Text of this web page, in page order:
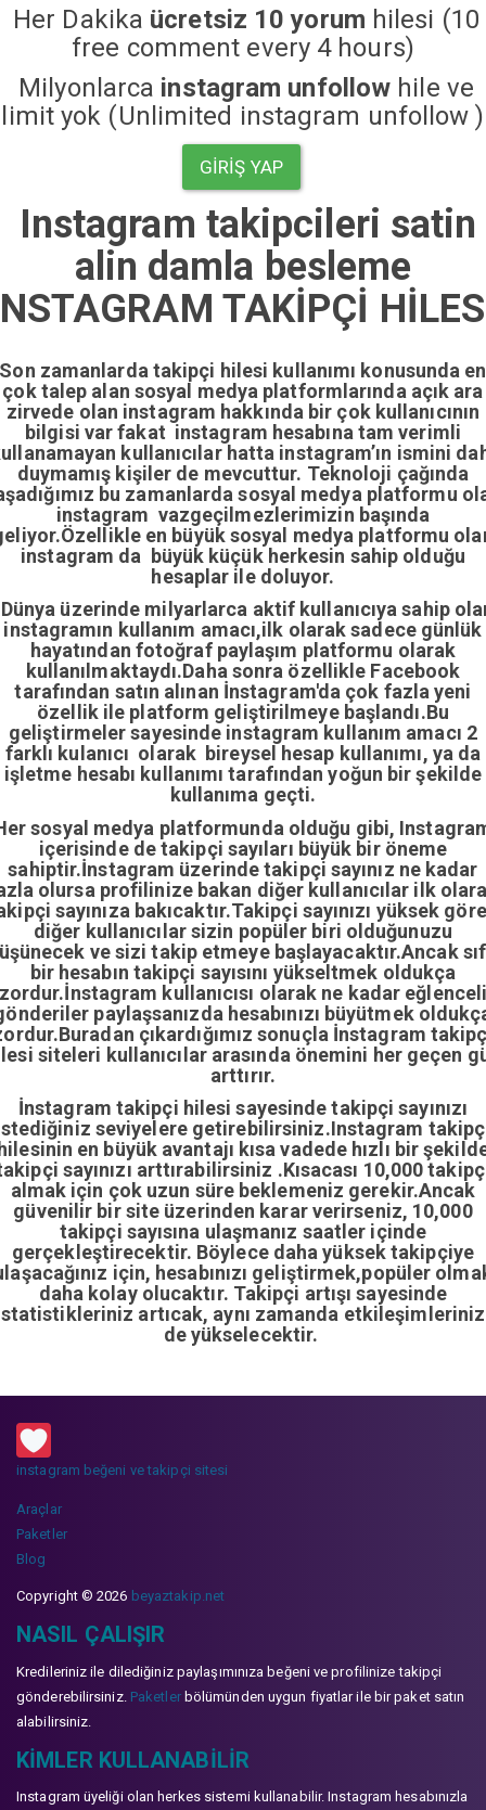
Her Dakika ücretsiz 10 yorum hilesi (10
free comment every 4 hours)
Milyonlarca instagram unfollow hile ve
limit yok (Unlimited instagram unfollow )
GIRIŞ YAP
Instagram takipcileri satin
alin damla besleme
NSTAGRAM TAKİPÇİ
Son zamanlarda takipçi hilesi kullanımı konusunda en
çok talep alan sosyal medya platformlarında açık ara
zirvede olan instagram hakkında bir çok kullanıcının
bilgisi var fakat instagram hesabına tam verimli
kullanıcılar hatta instagram’ın ismini
duymamış kişiler de mevcuttur. Teknoloji çağında
bu zamanlarda sosyal medya platformu
instagram vazgeçilmezlerimizin başında
en büyük sosyal medya platformu
instagram da büyük küçük herkesin sahip olduğu
hesaplar ile doluyor.
üzerinde milyarlarca aktif kullanıcıya sahip
instagramın kullanım amacı,ilk olarak sadece günlük
hayatından fotoğraf paylaşım platformu olarak
kullanılmaktaydı.Daha sonra özellikle Facebook
tarafından satın alınan İnstagram'da çok fazla yeni
özellik ile platform geliştirilmeye başlandı.Bu
geliştirmeler sayesinde instagram kullanım amacı 2
farklı kulanıcı olarak bireysel hesap kullanımı, ya da
işletme hesabı kullanımı tarafından yoğun bir şekilde
kullanıma geçti.
sosyal medya platformunda olduğu gibi,
içerisinde de takipçi sayıları büyük bir öneme
sahiptir.İnstagram üzerinde takipçi sayınız ne kadar
olursa profilinize bakan diğer kullanıcılar ilk
sayınıza bakıcaktır.Takipçi sayınızı yüksek
diğer kullanıcılar sizin popüler biri olduğunuzu
ve sizi takip etmeye başlayacaktır.Ancak
bir hesabın takipçi sayısını yükseltmek oldukça
kullanıcısı olarak ne kadar
paylaşsanızda hesabınızı büyütmek
çıkardığımız sonuçla İnstagram
siteleri kullanıcılar arasında önemini her geçen
arttırır.
İnstagram takipçi hilesi sayesinde takipçi sayınızı
seviyelere getirebilirsiniz.Instagram
en büyük avantajı kısa vadede hızlı bir
sayınızı arttırabilirsiniz .Kısacası 10,000
almak için çok uzun süre beklemeniz gerekir.Ancak
güvenilir bir site üzerinden karar verirseniz, 10,000
takipçi sayısına ulaşmanız saatler içinde
gerçekleştirecektir. Böylece daha yüksek takipçiye
için, hesabınızı geliştirmek,popüler
daha kolay olucaktır. Takipçi artışı sayesinde
artıcak, aynı zamanda
de yükselecektir.
instagram beğeni ve takipçi sitesi
Araçlar
Paketler
Blog
Copyright © 2026 beyaztakip.net
NASIL ÇALIŞIR
Kredileriniz ile dilediğiniz paylaşımınıza beğeni ve profilinize takipçi
gönderebilirsiniz. Paketlerbölümünden uygun fiyatlar ile bir paket satın
alabilirsiniz.
KIMLER KULLANABILIR
Instagram üyeliği olan herkes sistemi kullanabilir. Instagram hesabınızla